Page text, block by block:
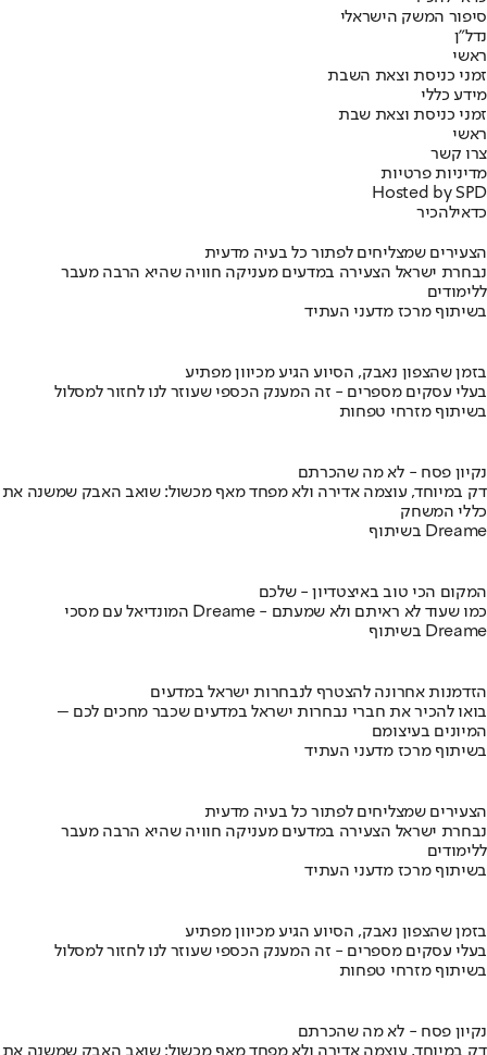
סיפור המשק הישראלי
נדל"ן
ראשי
זמני כניסת וצאת השבת
מידע כללי
זמני כניסת וצאת שבת
ראשי
צרו קשר
מדיניות פרטיות
Hosted by SPD
כדאילהכיר
הצעירים שמצליחים לפתור כל בעיה מדעית
נבחרת ישראל הצעירה במדעים מעניקה חוויה שהיא הרבה מעבר
ללימודים
בשיתוף מרכז מדעני העתיד
בזמן שהצפון נאבק, הסיוע הגיע מכיוון מפתיע
בעלי עסקים מספרים - זה המענק הכספי שעוזר לנו לחזור למסלול
בשיתוף מזרחי טפחות
נקיון פסח - לא מה שהכרתם
דק במיוחד, עוצמה אדירה ולא מפחד מאף מכשול: שואב האבק שמשנה את
כללי המשחק
בשיתוף Dreame
המקום הכי טוב באיצטדיון - שלכם
המונדיאל עם מסכי Dreame - כמו שעוד לא ראיתם ולא שמעתם
בשיתוף Dreame
הזדמנות אחרונה להצטרף לנבחרות ישראל במדעים
בואו להכיר את חברי נבחרות ישראל במדעים שכבר מחכים לכם –
המיונים בעיצומם
בשיתוף מרכז מדעני העתיד
הצעירים שמצליחים לפתור כל בעיה מדעית
נבחרת ישראל הצעירה במדעים מעניקה חוויה שהיא הרבה מעבר
ללימודים
בשיתוף מרכז מדעני העתיד
בזמן שהצפון נאבק, הסיוע הגיע מכיוון מפתיע
בעלי עסקים מספרים - זה המענק הכספי שעוזר לנו לחזור למסלול
בשיתוף מזרחי טפחות
נקיון פסח - לא מה שהכרתם